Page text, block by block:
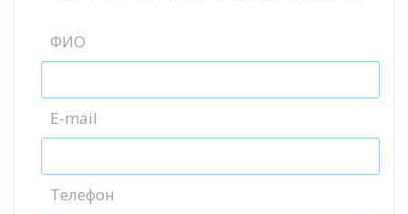
ФИО
E-mail
Телефон